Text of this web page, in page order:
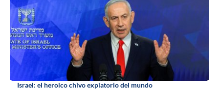
Israel: el heroico chivo expiatorio del mundo